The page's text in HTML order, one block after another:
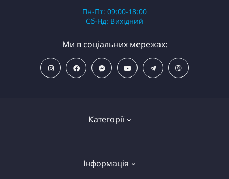
Категорії
ПОПУЛЯРНІ ТОВАРИ
Інформація
Пн-Пт: 09:00-18:00
Сб-Нд: Вихідний
Ми в соціальних мережах: